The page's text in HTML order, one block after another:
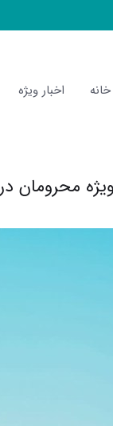
خانه اخبار ویژه